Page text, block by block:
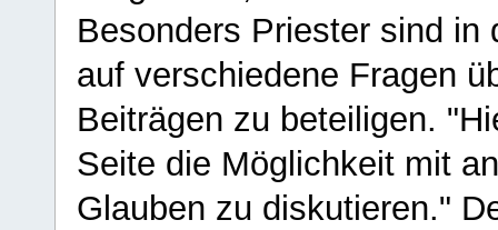
Besonders Priester sind in
auf verschiedene Fragen
Beiträgen zu beteiligen.
Seite die Möglichkeit mit
Glauben zu diskutieren."